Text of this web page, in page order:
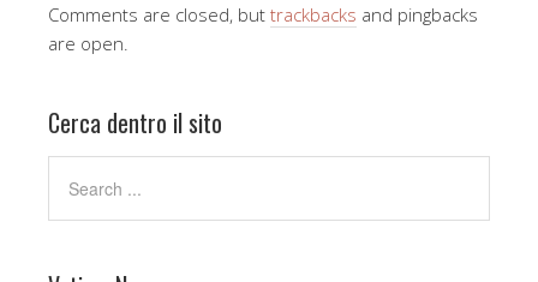
Comments are closed, but trackbacks and pingbacks
are open.
Cerca dentro il sito